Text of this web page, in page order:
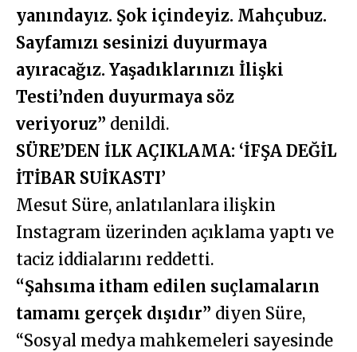
yanındayız. Şok içindeyiz. Mahçubuz.
Sayfamızı sesinizi duyurmaya
ayıracağız. Yaşadıklarınızı İlişki
Testi’nden duyurmaya söz
veriyoruz” denildi.
SÜRE’DEN İLK AÇIKLAMA: ‘İFŞA DEĞİL
İTİBAR SUİKASTI’
Mesut Süre, anlatılanlara ilişkin
Instagram üzerinden açıklama yaptı ve
taciz iddialarını reddetti.
“Şahsıma itham edilen suçlamaların
tamamı gerçek dışıdır” diyen Süre,
“Sosyal medya mahkemeleri sayesinde